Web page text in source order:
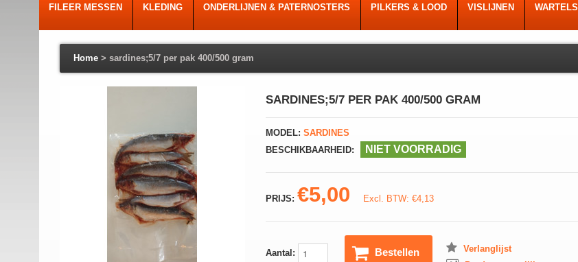
FILEER MESSEN KLEDING ONDERLIJNEN & PATERNOSTERS PILKERS & LOOD VISLIJNEN WARTELS
Home > sardines;5/7 per pak 400/500 gram
SARDINES;5/7 PER PAK 400/500 GRAM
MODEL: SARDINES
BESCHIKBAARHEID:
NIET VOORRADIG
PRIJS: €5,00 Excl. BTW: €4,13
Aantal: Bestellen
Verlanglijst